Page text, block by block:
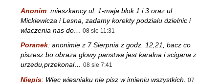
Anonim: mieszkancy ul. 1-maja blok 1 i 3 oraz ul
Mickiewicza i Lesna, zadamy korekty podzialu dzielnic i
wlaczenia nas do… 08 sie 11:31
Poranek: anonimie z 7 Sierpnia z godz. 12,21, bacz co
piszesz bo obraza glowy panstwa jest karalna i scigana z
urzedu,przekonal… 08 sie 7:41
Niepis: Więc wiesniaku nie pisz w imieniu wszystkich. 07